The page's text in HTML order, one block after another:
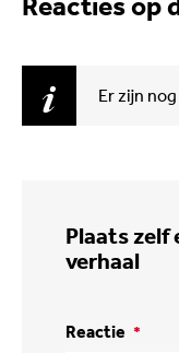
Reacties op
Er zijn
Plaats zelf
verhaal
Reactie *